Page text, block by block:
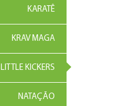
KARATÊ
KRAV MAGA
LITTLE KICKERS
NATAÇÃO